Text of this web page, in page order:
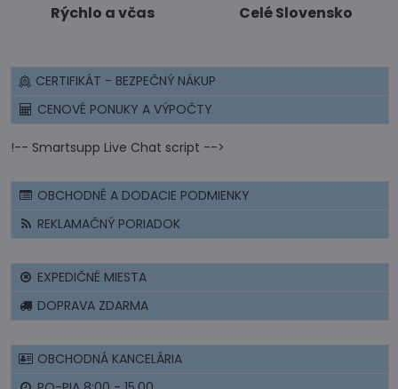
Rýchlo a včas Celé Slovensko
CERTIFIKÁT - BEZPEČNÝ NÁKUP
CENOVÉ PONUKY A VÝPOČTY
!-- Smartsupp Live Chat script -->
OBCHODNÉ A DODACIE PODMIENKY
REKLAMAČNÝ PORIADOK
EXPEDIČNÉ MIESTA
DOPRAVA ZDARMA
OBCHODNÁ KANCELÁRIA